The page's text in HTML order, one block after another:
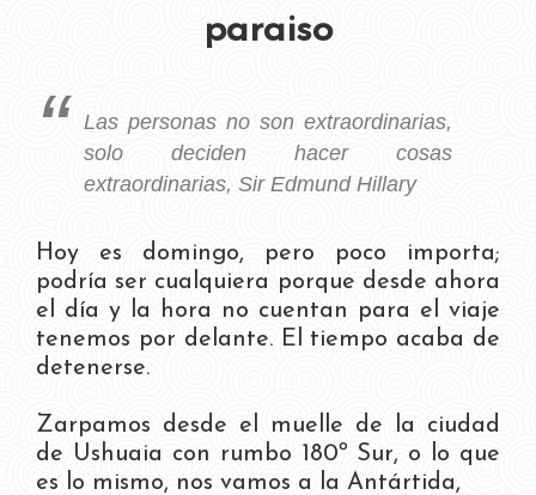
paraiso
Las personas no son extraordinarias,
solo deciden hacer cosas
extraordinarias, Sir Edmund Hillary
Hoy es domingo, pero poco importa;
podría ser cualquiera porque desde ahora
el día y la hora no cuentan para el viaje
tenemos por delante. El tiempo acaba de
detenerse.
Zarpamos desde el muelle de la ciudad
de Ushuaia con rumbo 180º Sur, o lo que
es lo mismo, nos vamos a la Antártida,